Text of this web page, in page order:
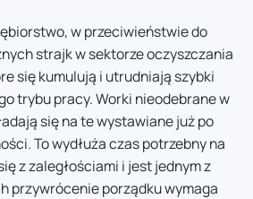
w przeciwieństwie do
strajk w sektorze oczyszczania
się kumulują i utrudniają szybki
trybu pracy. Worki nieodebrane w
się na te wystawiane już po
To wydłuża czas potrzebny na
z zaległościami i jest jednym z
przywrócenie porządku wymaga